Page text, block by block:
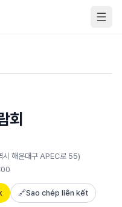
회
시 해운대구 APEC로 55)
🔗Sao chép liên kết